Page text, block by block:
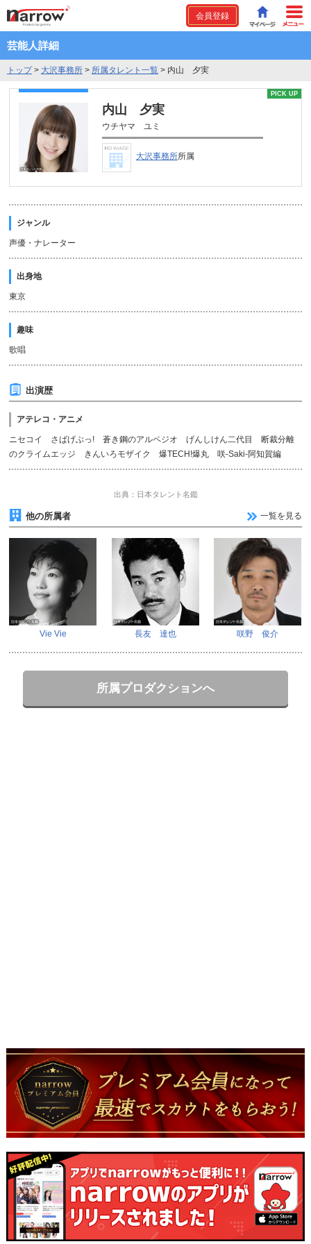
会員登録
芸能人詳細
トップ> 大沢事務所 > 所属タレント一覧 > 内山 夕実
PICK UP
内山 夕実
ウチヤマ ユミ
大沢事務所所属
ジャンル
声優・ナレーター
出身地
東京
趣味
歌唱
出演歴
アテレコ・アニメ
ニセコイ さばげぶっ! 蒼き鋼のアルペジオ げんしけん二代目 断裁分離
のクライムエッジ きんいろモザイク 爆TECH!爆丸 咲-Saki-阿知賀編
出典：日本タレント名鑑
他の所属者 一覧を見る
Vie Vie 長友 達也 咲野 俊介
所属プロダクションへ